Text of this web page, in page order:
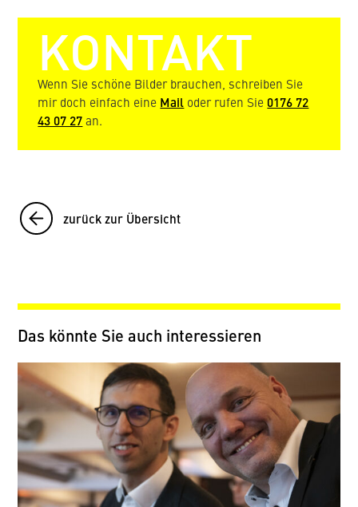
KONTAKT
Wenn Sie schöne Bilder brauchen, schreiben Sie
mir doch einfach eine Mail oder rufen Sie 0176 72
43 07 27an.
zurück zur Übersicht
Das könnte Sie auch interessieren